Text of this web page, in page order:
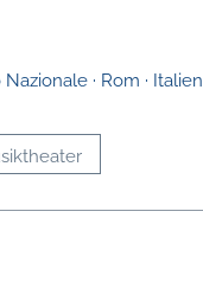
· Rom · Italien